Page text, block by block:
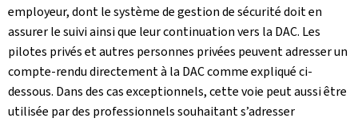
employeur, dont le système de gestion de sécurité doit en
assurer le suivi ainsi que leur continuation vers la DAC. Les
pilotes privés et autres personnes privées peuvent adresser un
compte-rendu directement à la DAC comme expliqué ci-
dessous. Dans des cas exceptionnels, cette voie peut aussi être
utilisée par des professionnels souhaitant s’adresser